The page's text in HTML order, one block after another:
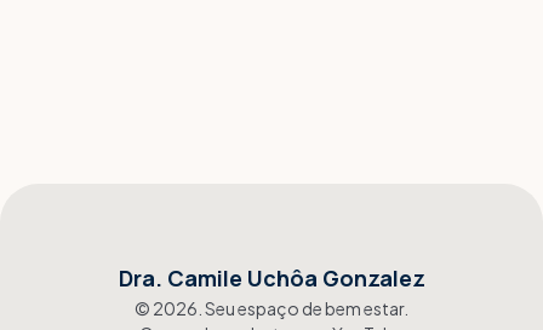
Dra. Camile Uchôa Gonzalez
© 2026 . Seu espaço de bem estar.